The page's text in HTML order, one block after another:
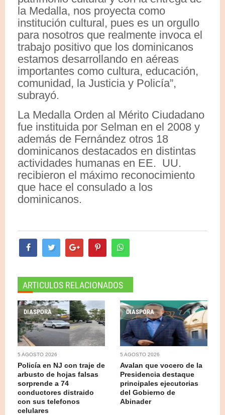
la Medalla, nos proyecta como
institución cultural, pues es un orgullo
para nosotros que realmente invoca el
trabajo positivo que los dominicanos
estamos desarrollando en aéreas
importantes como cultura, educación,
comunidad, la Justicia y Policía”,
subrayó.
La Medalla Orden al Mérito Ciudadano
fue instituida por Selman en el 2008 y
además de Fernández otros 18
dominicanos destacados en distintas
actividades humanas en EE. UU.
recibieron el máximo reconocimiento
que hace el consulado a los
dominicanos.
ARTICULOS RELACIONADOS
DIASPORA
5 AGOSTO 2026
Policía en NJ con traje de
arbusto de hojas falsas
sorprende a 74
conductores distraido
con sus telefonos
celulares
DIASPORA
5 AGOSTO 2026
Avalan que vocero de la
Presidencia destaque
principales ejecutorias
del Gobierno de
Abinader